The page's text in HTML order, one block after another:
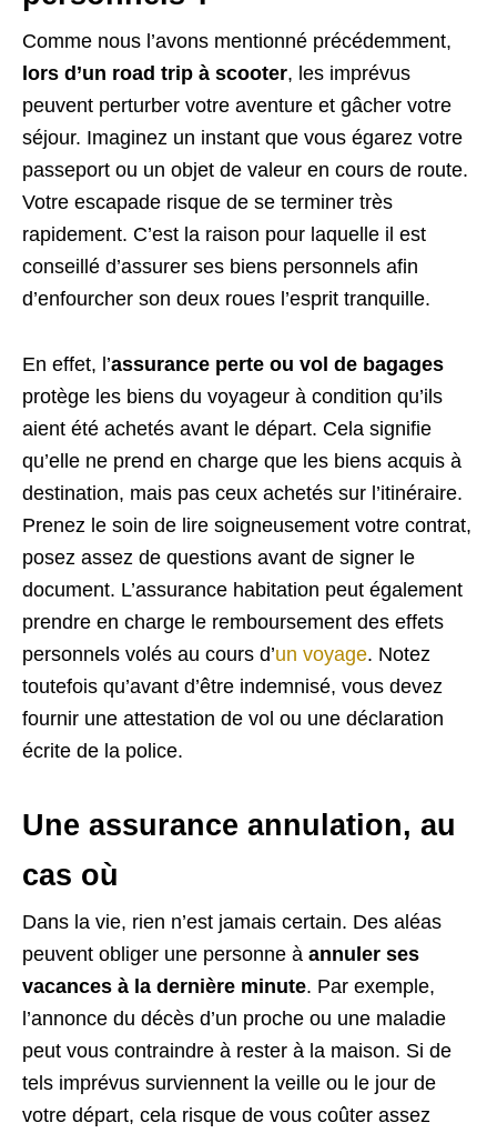
Comme nous l’avons mentionné précédemment,
lors d’un road trip à scooter, les imprévus
peuvent perturber votre aventure et gâcher votre
séjour. Imaginez un instant que vous égarez votre
passeport ou un objet de valeur en cours de route.
Votre escapade risque de se terminer très
rapidement. C’est la raison pour laquelle il est
conseillé d’assurer ses biens personnels afin
d’enfourcher son deux roues l’esprit tranquille.
En effet, l’assurance perte ou vol de bagages
protège les biens du voyageur à condition qu’ils
aient été achetés avant le départ. Cela signifie
qu’elle ne prend en charge que les biens acquis à
destination, mais pas ceux achetés sur l’itinéraire.
Prenez le soin de lire soigneusement votre contrat,
posez assez de questions avant de signer le
document. L’assurance habitation peut également
prendre en charge le remboursement des effets
personnels volés au cours d’un voyage. Notez
toutefois qu’avant d’être indemnisé, vous devez
fournir une attestation de vol ou une déclaration
écrite de la police.
Une assurance annulation, au
cas où
Dans la vie, rien n’est jamais certain. Des aléas
peuvent obliger une personne à annuler ses
vacances à la dernière minute. Par exemple,
l’annonce du décès d’un proche ou une maladie
peut vous contraindre à rester à la maison. Si de
tels imprévus surviennent la veille ou le jour de
votre départ, cela risque de vous coûter assez